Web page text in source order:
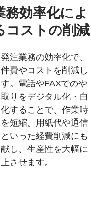
務効率化によ
コストの削減
注業務の効率化で、
件費やコストを削減し
す。電話やFAXでのや
取りをデジタル化・自
することで、作業時
を短縮。用紙代や通信
いった経費削減にも
し、生産性を大幅に
させます。